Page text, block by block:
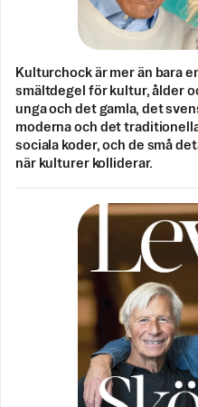
Kulturchock är mer än bara
smältdegel för kultur, ålder
unga och det gamla, det
moderna och det
sociala koder, och de små
när kulturer kolliderar.